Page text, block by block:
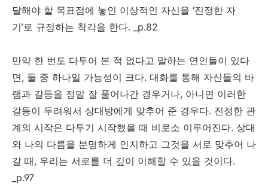
달해야 할 목표점에 놓인 이상적인 자신을 ‘진정한 자
기’로 규정하는 착각을 한다. _p.82
만약 한 번도 다투어 본 적 없다고 말하는 연인들이 있다
면, 둘 중 하나일 가능성이 크다. 대화를 통해 자신들의 바
램과 갈등을 정말 잘 풀어나간 경우거나, 아니면 이러한
갈등이 두려워서 상대방에게 맞추어 준 경우다. 진정한 관
계의 시작은 다투기 시작했을 때 비로소 이루어진다. 상대
와 나의 다름을 분명하게 인지하고 그것을 서로 맞추어 나
갈 때, 우리는 서로를 더 깊이 이해할 수 있을 것이다.
_p.97